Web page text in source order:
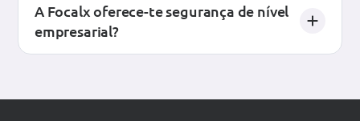
A Focalx oferece-te segurança de nível
empresarial?